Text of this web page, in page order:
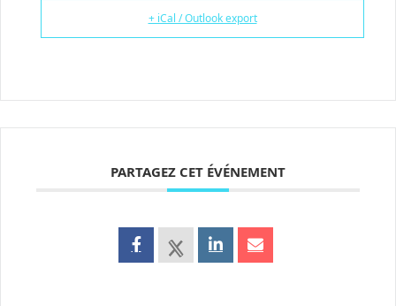
+ iCal / Outlook export
PARTAGEZ CET ÉVÉNEMENT